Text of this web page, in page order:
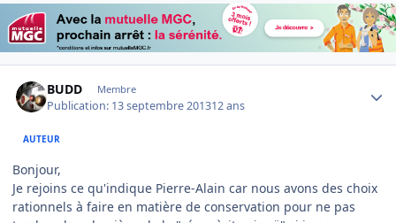
BUDD Membre
Publication: 13 septembre 201312 ans
AUTEUR
Bonjour,
Je rejoins ce qu'indique Pierre-Alain car nous avons des choix
rationnels à faire en matière de conservation pour ne pas